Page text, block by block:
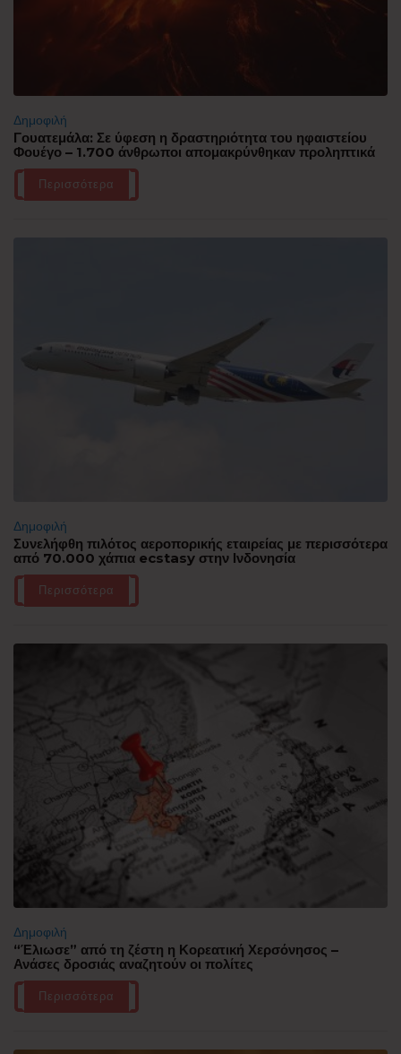
Δημοφιλή
Γουατεμάλα: Σε ύφεση η δραστηριότητα του ηφαιστείου
Φουέγο – 1.700 άνθρωποι απομακρύνθηκαν προληπτικά
Περισσότερα
Δημοφιλή
Συνελήφθη πιλότος αεροπορικής εταιρείας με περισσότερα
από 70.000 χάπια ecstasy στην Ινδονησία
Περισσότερα
Δημοφιλή
“Έλιωσε” από τη ζέστη η Κορεατική Χερσόνησος –
Ανάσες δροσιάς αναζητούν οι πολίτες
Περισσότερα